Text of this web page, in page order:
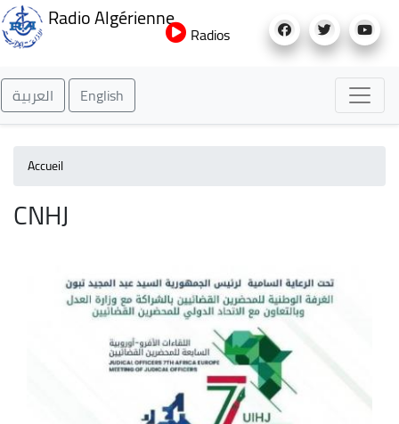
au
Radio Algérienne
Radios
العربية English
Accueil
CNHJ